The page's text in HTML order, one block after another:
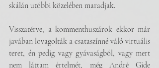
skálán utóbbi közelében maradjak.
Visszatérve, a kommenthuszárok ekkor már
javában lovagolták a csataszínné váló virtuális
teret, én pedig vagy gyávaságból, vagy mert
nem láttam értelmét, még André Gide